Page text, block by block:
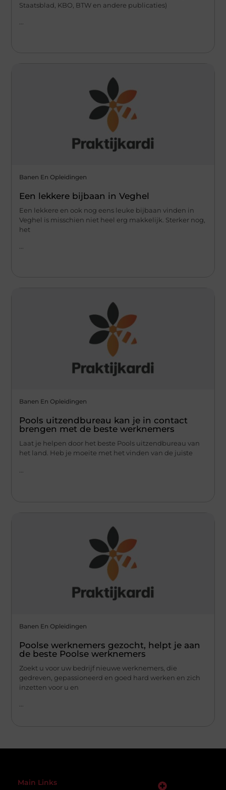
Staatsblad, KBO, BTW en andere publicaties)
Banen En Opleidingen
Een lekkere bijbaan in Veghel
Een lekkere en ook nog eens leuke bijbaan vinden in
Veghel is misschien niet heel erg makkelijk. Sterker nog,
het
...
Banen En Opleidingen
Pools uitzendbureau kan je in contact
brengen met de beste werknemers
Laat je helpen door het beste Pools uitzendbureau van
het land. Heb je moeite met het vinden van de juiste
Banen En Opleidingen
Poolse werknemers gezocht, helpt je aan
de beste Poolse werknemers
Zoekt u voor uw bedrijf nieuwe werknemers, die
gedreven, gepassioneerd en goed hard werken en zich
inzetten voor u en
Main Links